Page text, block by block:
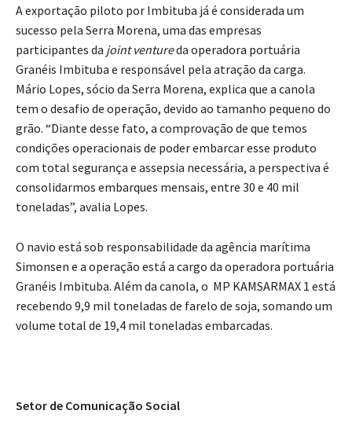
A exportação piloto por Imbituba já é considerada um
sucesso pela Serra Morena, uma das empresas
participantes da joint ventureda operadora portuária
Granéis Imbituba e responsável pela atração da carga.
Mário Lopes, sócio da Serra Morena, explica que a canola
tem o desafio de operação, devido ao tamanho pequeno do
grão. “Diante desse fato, a comprovação de que temos
condições operacionais de poder embarcar esse produto
com total segurança e assepsia necessária, a perspectiva é
consolidarmos embarques mensais, entre 30 e 40 mil
toneladas”, avalia Lopes.
O navio está sob responsabilidade da agência marítima
Simonsen e a operação está a cargo da operadora portuária
Granéis Imbituba. Além da canola, o MP KAMSARMAX 1 está
recebendo 9,9 mil toneladas de farelo de soja, somando um
volume total de 19,4 mil toneladas embarcadas.
Setor de Comunicação Social